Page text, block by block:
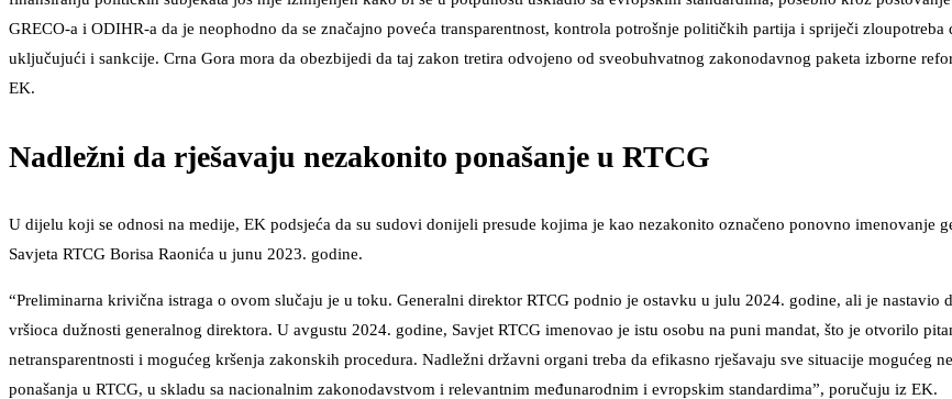
GRECO-a i ODIHR-a da je neophodno da se značajno poveća transparentnost, kontrola potrošnje političkih partija i spriječi zloupotreba
uključujući i sankcije. Crna Gora mora da obezbijedi da taj zakon tretira odvojeno od sveobuhvatnog zakonodavnog paketa izborne
EK.
Nadležni da rješavaju nezakonito ponašanje u RTCG
U dijelu koji se odnosi na medije, EK podsjeća da su sudovi donijeli presude kojima je kao nezakonito označeno ponovno imenovanje
Savjeta RTCG Borisa Raonića u junu 2023. godine.
“Preliminarna krivična istraga o ovom slučaju je u toku. Generalni direktor RTCG podnio je ostavku u julu 2024. godine, ali je nastavio
vršioca dužnosti generalnog direktora. U avgustu 2024. godine, Savjet RTCG imenovao je istu osobu na puni mandat, što je otvorilo
netransparentnosti i mogućeg kršenja zakonskih procedura. Nadležni državni organi treba da efikasno rješavaju sve situacije mogućeg
ponašanja u RTCG, u skladu sa nacionalnim zakonodavstvom i relevantnim međunarodnim i evropskim standardima”, poručuju iz EK.